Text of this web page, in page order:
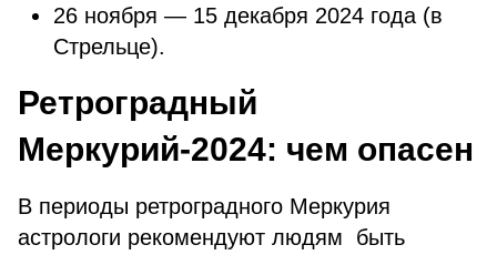
26 ноября — 15 декабря 2024 года (в
Стрельце).
Ретроградный
Меркурий-2024: чем опасен
В периоды ретроградного Меркурия
астрологи рекомендуют людям быть